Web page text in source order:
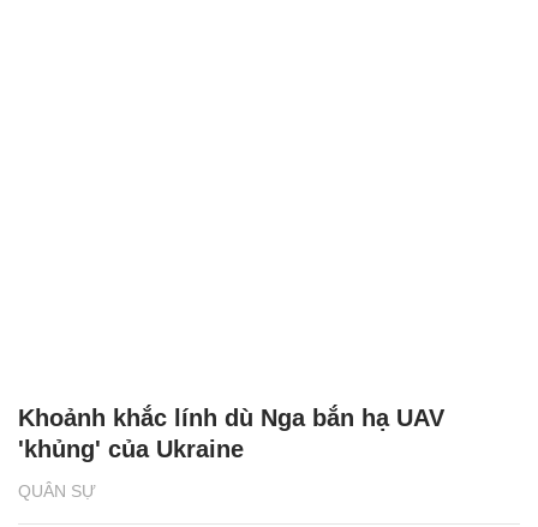
QUÂN SỰ
Khoảnh khắc lính dù Nga bắn hạ UAV
'khủng' của Ukraine